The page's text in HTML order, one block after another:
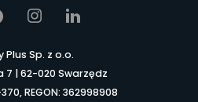
Plus Sp. z o.o.
7 | 62-020 Swarzędz
REGON: 362998908